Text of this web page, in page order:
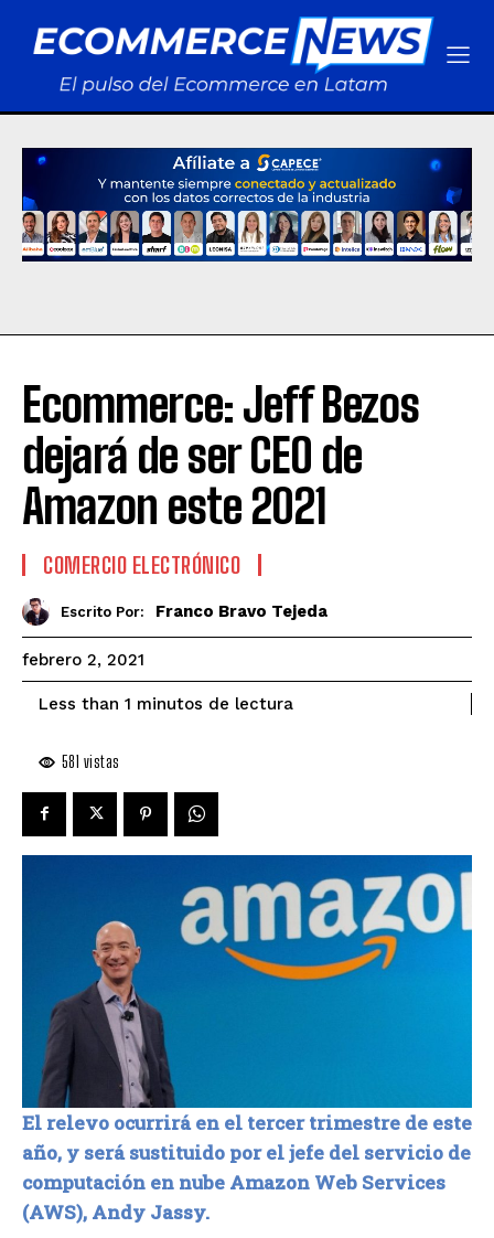
Ecommerce: Jeff Bezos
dejará de ser CEO de
Amazon este 2021
COMERCIO ELECTRÓNICO
Escrito Por: Franco Bravo Tejeda
febrero 2, 2021
Less than 1 minutos de lectura
581 vistas
El relevo ocurrirá en el tercer trimestre de este
año, y será sustituido por el jefe del servicio de
computación en nube Amazon Web Services
(AWS), Andy Jassy.